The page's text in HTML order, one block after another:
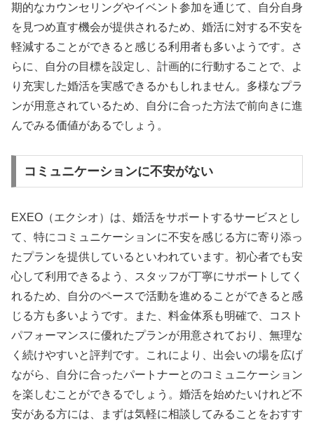
期的なカウンセリングやイベント参加を通じて、自分自身
を見つめ直す機会が提供されるため、婚活に対する不安を
軽減することができると感じる利用者も多いようです。さ
らに、自分の目標を設定し、計画的に行動することで、よ
り充実した婚活を実感できるかもしれません。多様なプラ
ンが用意されているため、自分に合った方法で前向きに進
んでみる価値があるでしょう。
コミュニケーションに不安がない
EXEO（エクシオ）は、婚活をサポートするサービスとし
て、特にコミュニケーションに不安を感じる方に寄り添っ
たプランを提供しているといわれています。初心者でも安
心して利用できるよう、スタッフが丁寧にサポートしてく
れるため、自分のペースで活動を進めることができると感
じる方も多いようです。また、料金体系も明確で、コスト
パフォーマンスに優れたプランが用意されており、無理な
く続けやすいと評判です。これにより、出会いの場を広げ
ながら、自分に合ったパートナーとのコミュニケーション
を楽しむことができるでしょう。婚活を始めたいけれど不
安がある方には、まずは気軽に相談してみることをおすす